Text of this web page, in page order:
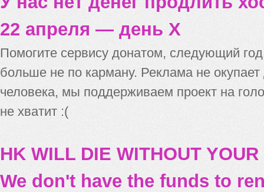
22 апреля — день X
Помогите сервису донатом, следующий
больше не по карману. Реклама не
человека, мы поддерживаем проект на
не хватит :(
HK WILL DIE WITHOUT
We don't have the funds to